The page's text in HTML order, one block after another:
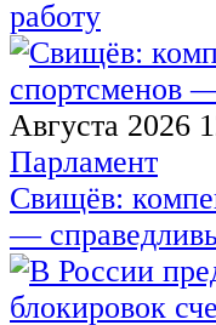
работу
Августа 2026
Парламент
Свищёв:
—